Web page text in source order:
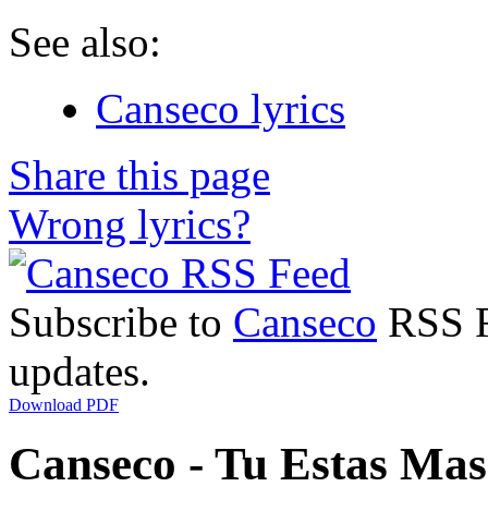
See also:
Canseco lyrics
Share this page
Wrong lyrics?
Subscribe to Canseco RSS
updates.
Download PDF
Canseco - Tu Estas